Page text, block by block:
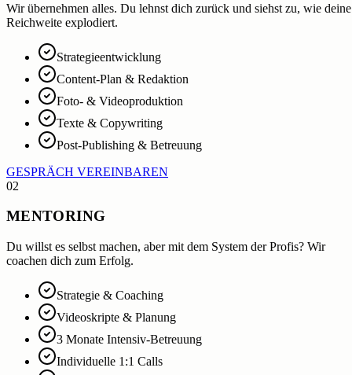
Wir übernehmen alles. Du lehnst dich zurück und siehst zu, wie deine
Reichweite explodiert.
Strategieentwicklung
Content-Plan & Redaktion
Foto- & Videoproduktion
Texte & Copywriting
Post-Publishing & Betreuung
GESPRÄCH VEREINBAREN
02
MENTORING
Du willst es selbst machen, aber mit dem System der Profis? Wir
coachen dich zum Erfolg.
Strategie & Coaching
Videoskripte & Planung
3 Monate Intensiv-Betreuung
Individuelle 1:1 Calls